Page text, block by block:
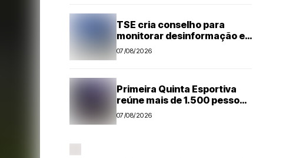
TSE cria conselho para
monitorar desinformação e
IA nas eleições
07/08/2026
Primeira Quinta Esportiva
reúne mais de 1.500 pessoas
em noite histórica para
Capivari
07/08/2026